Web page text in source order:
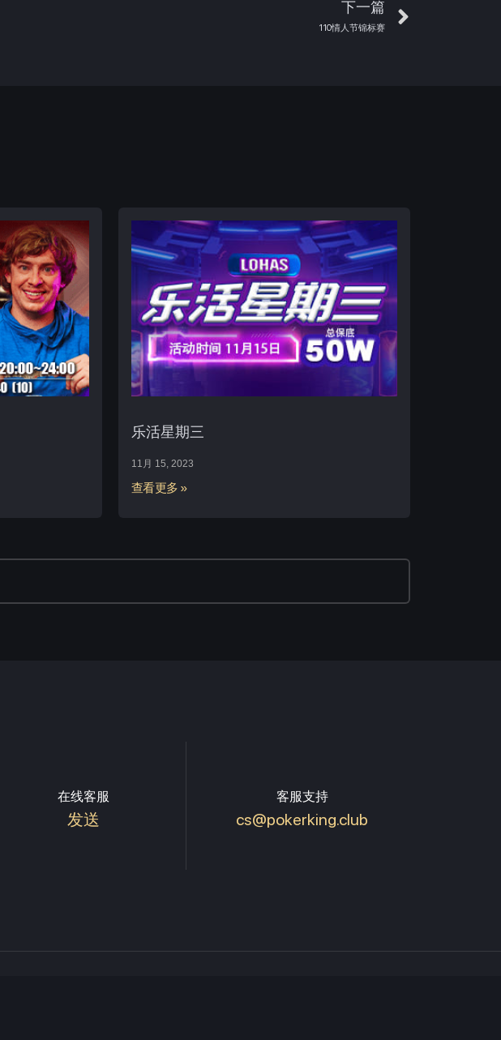
下一篇
110情人节锦标赛
乐活星期三
11月 15, 2023
查看更多 »
在线客服
发送
客服支持
cs@pokerking.club